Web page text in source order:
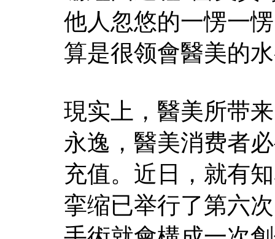
他人忽悠的一愣一
算是很领會醫美的
現实上，醫美所带
永逸，醫美消费者
充值。近日，就有
挛缩已举行了第六